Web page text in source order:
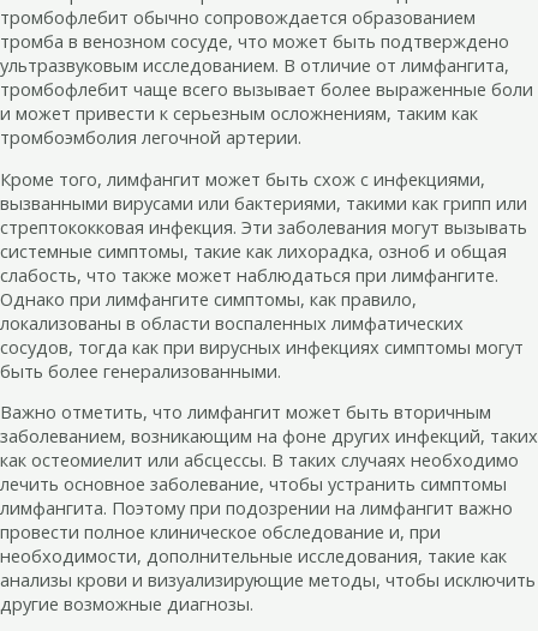
тромбофлебит обычно сопровождается образованием
тромба в венозном сосуде, что может быть подтверждено
ультразвуковым исследованием. В отличие от лимфангита,
тромбофлебит чаще всего вызывает более выраженные боли
и может привести к серьезным осложнениям, таким как
тромбоэмболия легочной артерии.
Кроме того, лимфангит может быть схож с инфекциями,
вызванными вирусами или бактериями, такими как грипп или
стрептококковая инфекция. Эти заболевания могут вызывать
системные симптомы, такие как лихорадка, озноб и общая
слабость, что также может наблюдаться при лимфангите.
Однако при лимфангите симптомы, как правило,
локализованы в области воспаленных лимфатических
сосудов, тогда как при вирусных инфекциях симптомы могут
быть более генерализованными.
Важно отметить, что лимфангит может быть вторичным
заболеванием, возникающим на фоне других инфекций, таких
как остеомиелит или абсцессы. В таких случаях необходимо
лечить основное заболевание, чтобы устранить симптомы
лимфангита. Поэтому при подозрении на лимфангит важно
провести полное клиническое обследование и, при
необходимости, дополнительные исследования, такие как
анализы крови и визуализирующие методы, чтобы исключить
другие возможные диагнозы.